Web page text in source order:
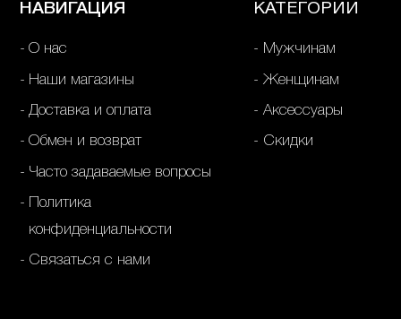
НАВИГАЦИЯ
О нас
Наши магазины
Доставка и оплата
Обмен и возврат
Часто задаваемые вопросы
Политика
конфиденциальности
Связаться с нами
КАТЕГОРИИ
Мужчинам
Женщинам
Аксессуары
Скидки